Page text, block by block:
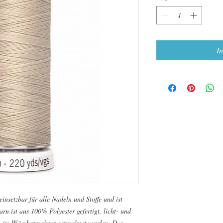
für alle Nadeln und Stoffe und ist
ist aus 100% Polyester gefertigt, licht- und